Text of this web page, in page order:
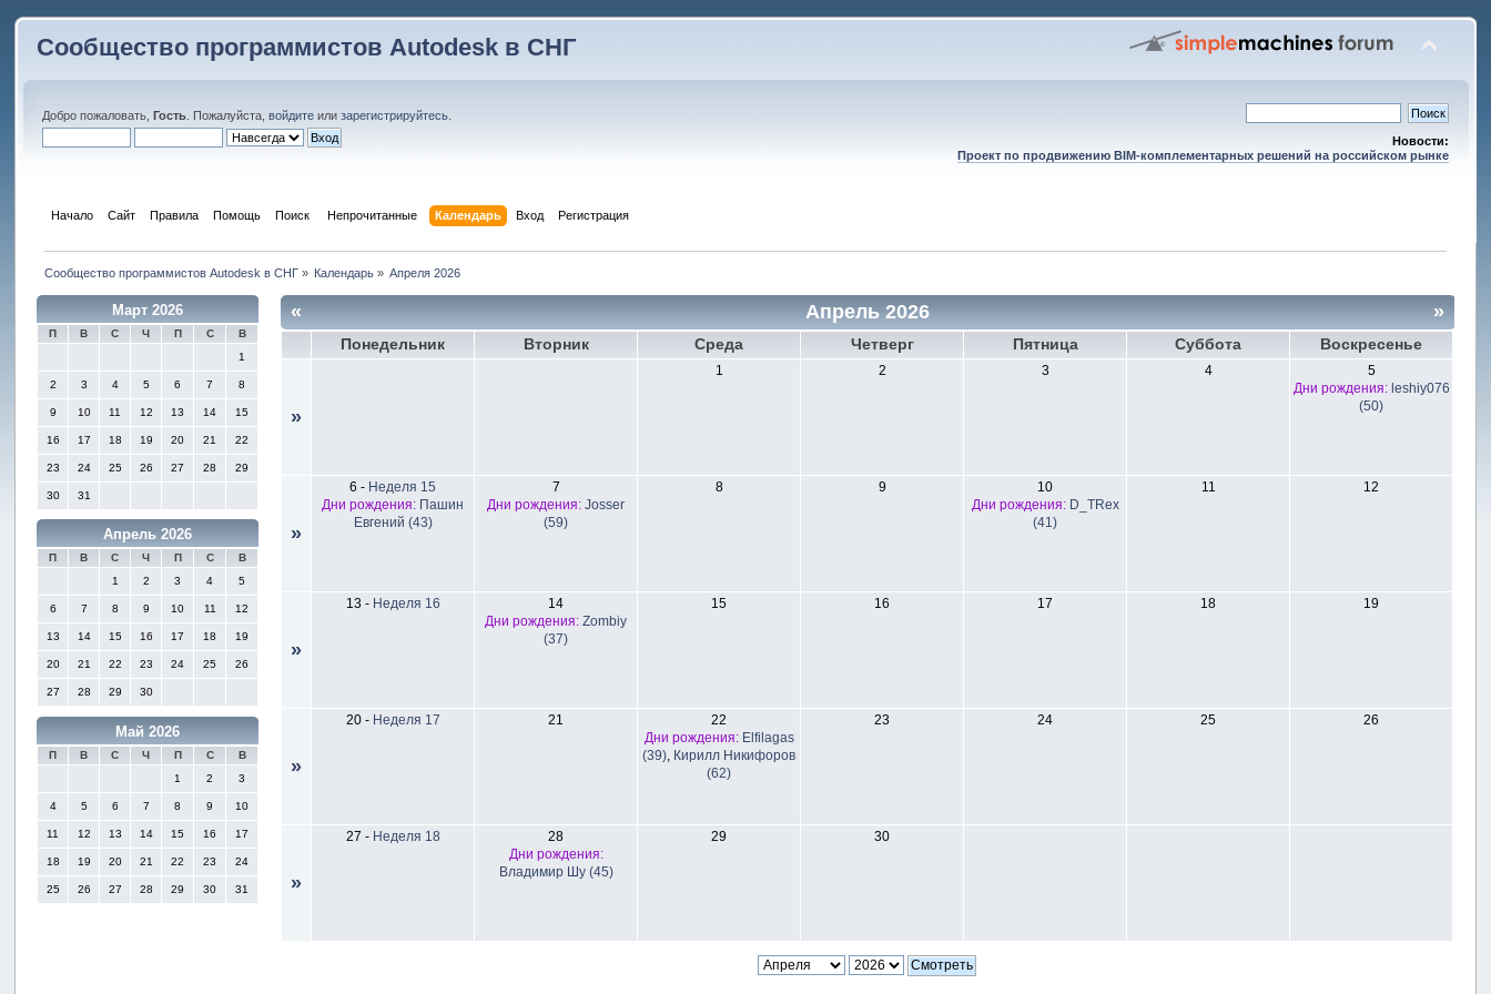
Сообщество программистов Autodesk в СНГ
Добро пожаловать,Гость . Пожалуйста,войдите илизарегистрируйтесь
Новости:
Проект по продвижению BIM-комплементарных решений на российском рынке
Начало Сайт Правила Помощь Поиск Непрочитанные Календарь Вход Регистрация
Сообщество программистов Autodesk в СНГ» Календарь » Апреля 2026
Март 2026
П В С Ч П С
В
1
2 3 4 5 6 7 8
9 10 11 12 13 14 15
16 17 18 19 20 21 22
23 24 25 26 27 28 29
30 31
Апрель 2026
П В С Ч П С
В
1
2 3 4 5
6 7 8 9 10 11 12
13 14 15 16 17 18 19
20 21 22 23 24 25 26
27 28 29 30
Май 2026
П В С Ч П С
В
1
2 3
4 5 6 7 8 9 10
11 12 13 14 15 16 17
18 19 20 21 22 23 24
25 26 27 28 29 30 31
« »
Апрель 2026
Понедельник Вторник Среда Четверг Пятница Суббота Воскресенье
»
1 2 3 4
5
Дни рождения: leshiy076
(50)
»
6 - Неделя 15
Дни рождения: Пашин
Евгений (43)
7
Дни рождения: Josser
(59)
8 9
10
Дни рождения: D_TRex
(41)
11 12
»
13 - Неделя 16
14
Дни рождения: Zombiy
(37)
15 16 17 18 19
»
20- Неделя 17 21
22
Дни рождения: Elfilagas
(39) Кирилл Никифоров
(62)
23 24 25 26
»
27 - Неделя 18
28
Дни рождения:
Владимир Шу (45)
29 30